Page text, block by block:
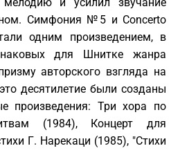
Симфония №5 и Concerto
одним произведением, в
для Шнитке жанра
авторского взгляда на
десятилетие были созданы
произведения: Три хора по
(1984), Концерт для
Г. Нарекаци (1985), "Стихи